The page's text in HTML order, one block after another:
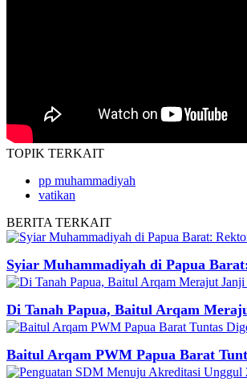
TOPIK TERKAIT
pp muhammadiyah
vatikan
BERITA TERKAIT
Syiar Muhammadiyah di Papua
Di Tanah Papua, Baitul Arqam
Baitul Arqam PWM Papua Barat